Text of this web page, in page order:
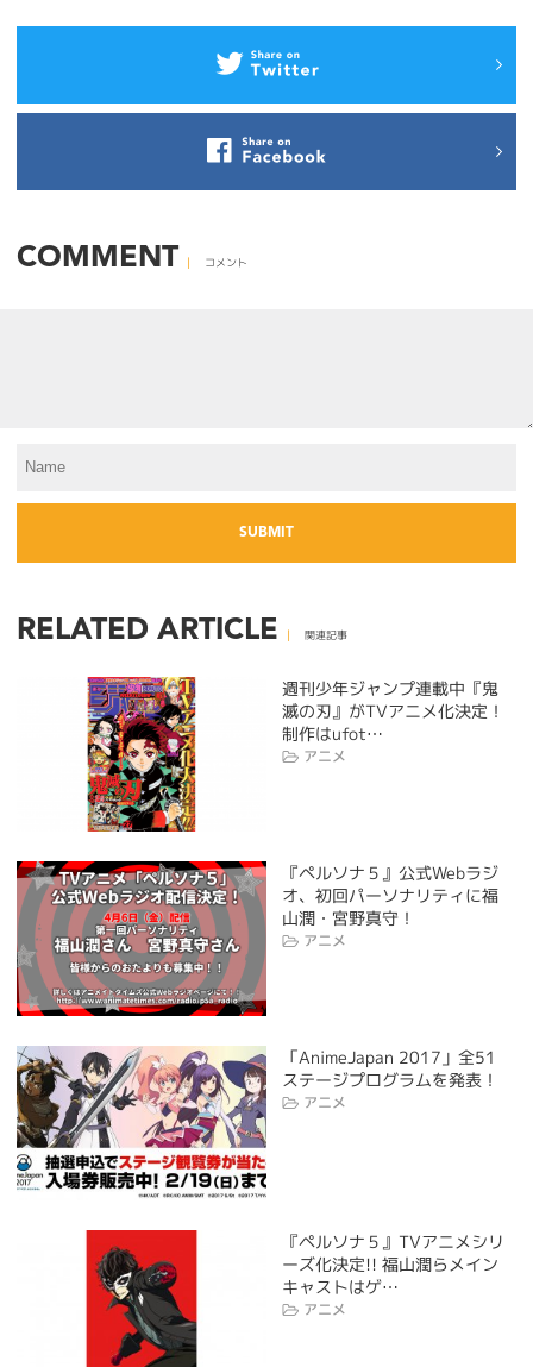
COMMENT コメント
RELATED ARTICLE 関連記事
週刊少年ジャンプ連載中『鬼
滅の刃』がTVアニメ化決定！
制作はufot…
アニメ
『ペルソナ５』公式Webラジ
オ、初回パーソナリティに福
山潤・宮野真守！
アニメ
「AnimeJapan 2017」全51
ステージプログラムを発表！
アニメ
『ペルソナ５』TVアニメシリ
ーズ化決定!! 福山潤らメイン
キャストはゲ…
アニメ